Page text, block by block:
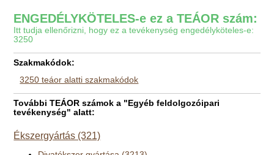
ENGEDÉLYKÖTELES-e ez a TEÁOR szám:
Itt tudja ellenőrizni, hogy ez a tevékenység engedélyköteles-e:
3250
Szakmakódok:
3250 teáor alatti szakmakódok
További TEÁOR számok a "Egyéb feldolgozóipari
tevékenység" alatt:
Ékszergyártás (321)